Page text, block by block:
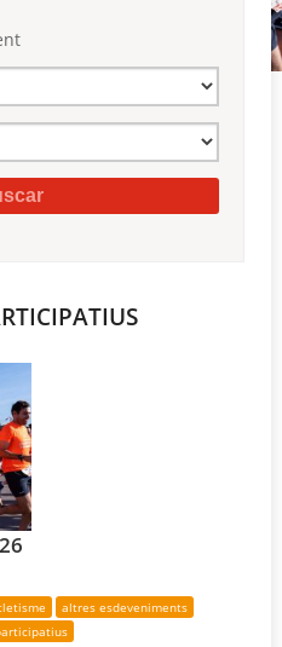
altres esdeveniments